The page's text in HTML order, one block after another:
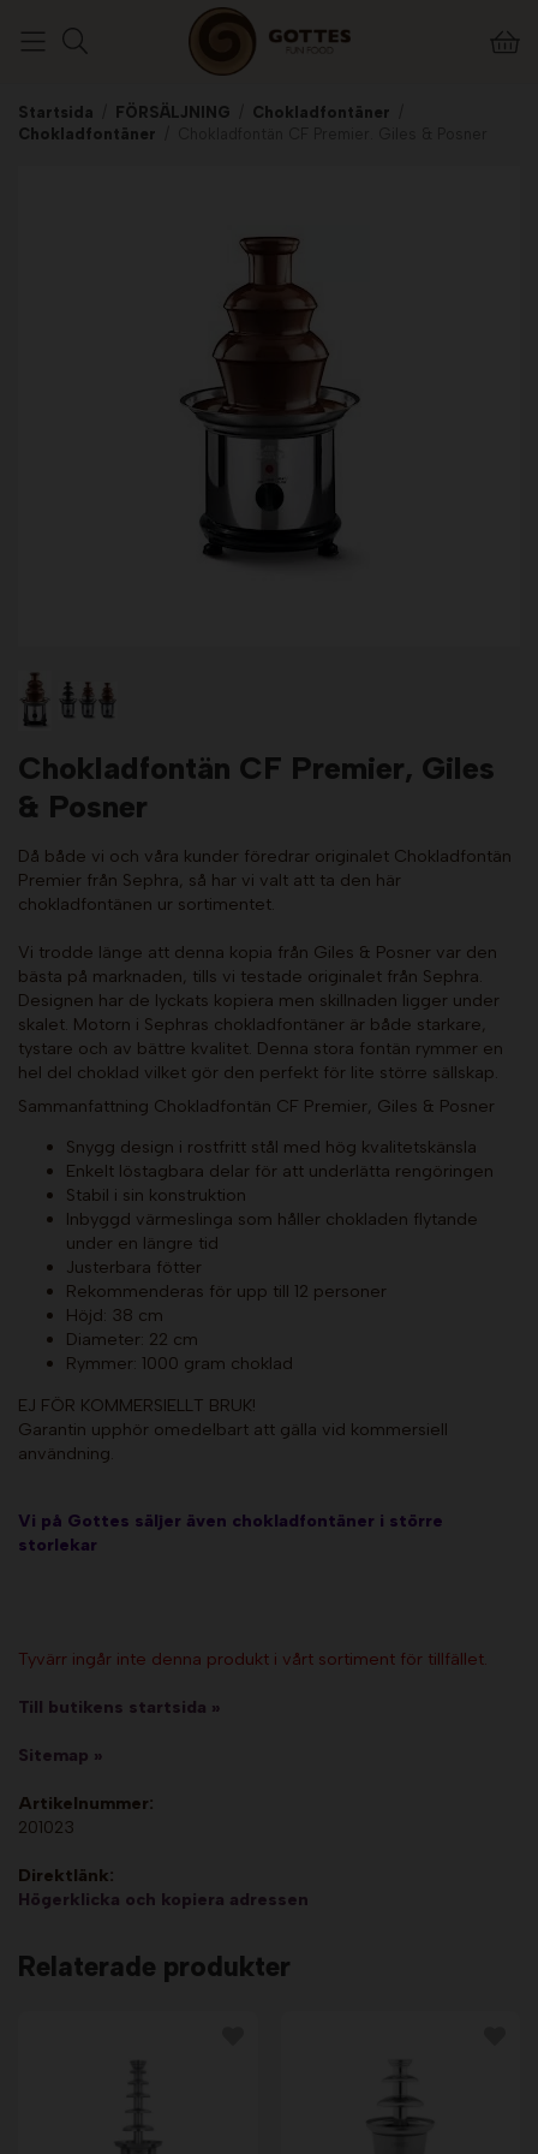
Startsida FÖRSÄLJNING Chokladfontäner
Chokladfontäner
Chokladfontän CF Premier, Giles
& Posner
Då både vi och våra kunder föredrar originalet Chokladfontän
Premier från Sephra, så har vi valt att ta den här
chokladfontänen ur sortimentet.
Vi trodde länge att denna kopia från Giles & Posner var den
bästa på marknaden, tills vi testade originalet från Sephra.
Designen har de lyckats kopiera men skillnaden ligger under
skalet. Motorn i Sephras chokladfontäner är både starkare,
tystare och av bättre kvalitet. Denna stora fontän rymmer en
hel del choklad vilket gör den perfekt för lite större sällskap.
Sammanfattning Chokladfontän CF Premier, Giles & Posner
Snygg design i rostfritt stål med hög kvalitetskänsla
Enkelt löstagbara delar för att underlätta rengöringen
Stabil i sin konstruktion
Inbyggd värmeslinga som håller chokladen flytande
under en längre tid
Justerbara fötter
Rekommenderas för upp till 12 personer
Höjd: 38 cm
Diameter: 22 cm
Rymmer: 1000 gram choklad
EJ FÖR KOMMERSIELLT BRUK!
Garantin upphör omedelbart att gälla vid kommersiell
användning.
Vi på Gottes säljer även chokladfontäner i större
storlekar
Tyvärr ingår inte denna produkt i vårt sortiment för tillfället.
Till butikens startsida »
Sitemap »
Artikelnummer:
201023
Direktlänk:
Högerklicka och kopiera adressen
Relaterade produkter